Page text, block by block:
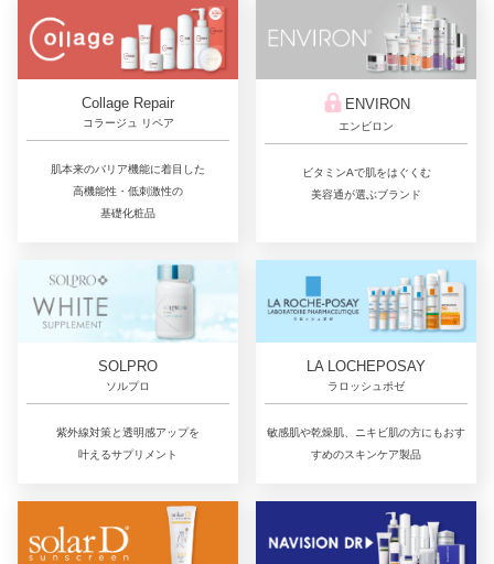
Collage Repair
コラージュ リペア
肌本来のバリア機能に着目した
高機能性・低刺激性の
基礎化粧品
ENVIRON
エンビロン
ビタミンAで肌をはぐくむ
美容通が選ぶブランド
SOLPRO
ソルプロ
紫外線対策と透明感アップを
叶えるサプリメント
LA LOCHEPOSAY
ラロッシュポゼ
敏感肌や乾燥肌、ニキビ肌の方にもおす
すめのスキンケア製品